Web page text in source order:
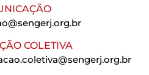
COLETIVA